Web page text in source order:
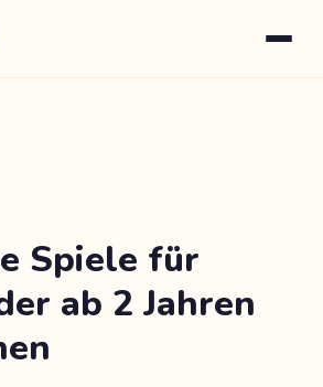
Spiele für
ab 2 Jahren